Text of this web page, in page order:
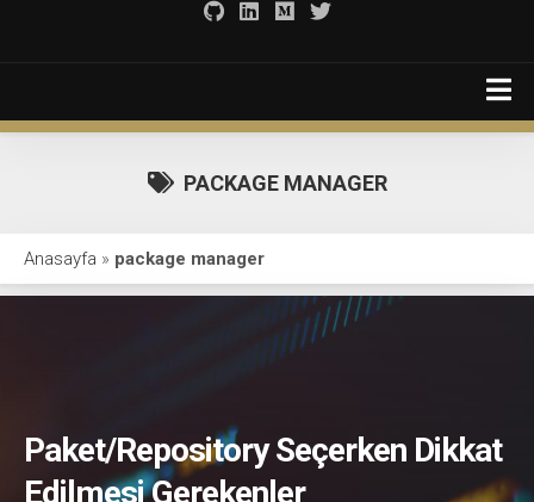
Hakkımda-eski
Hakkımda
PACKAGE MANAGER
Anasayfa » package manager
Paket/Repository Seçerken Dikkat
Edilmesi Gerekenler